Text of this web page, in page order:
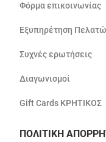
Φόρμα επικοινωνίας
Εξυπηρέτηση
Συχνές ερωτήσεις
Διαγωνισμοί
Gift Cards ΚΡΗΤΙΚΟΣ
ΠΟΛΙΤΙΚΗ